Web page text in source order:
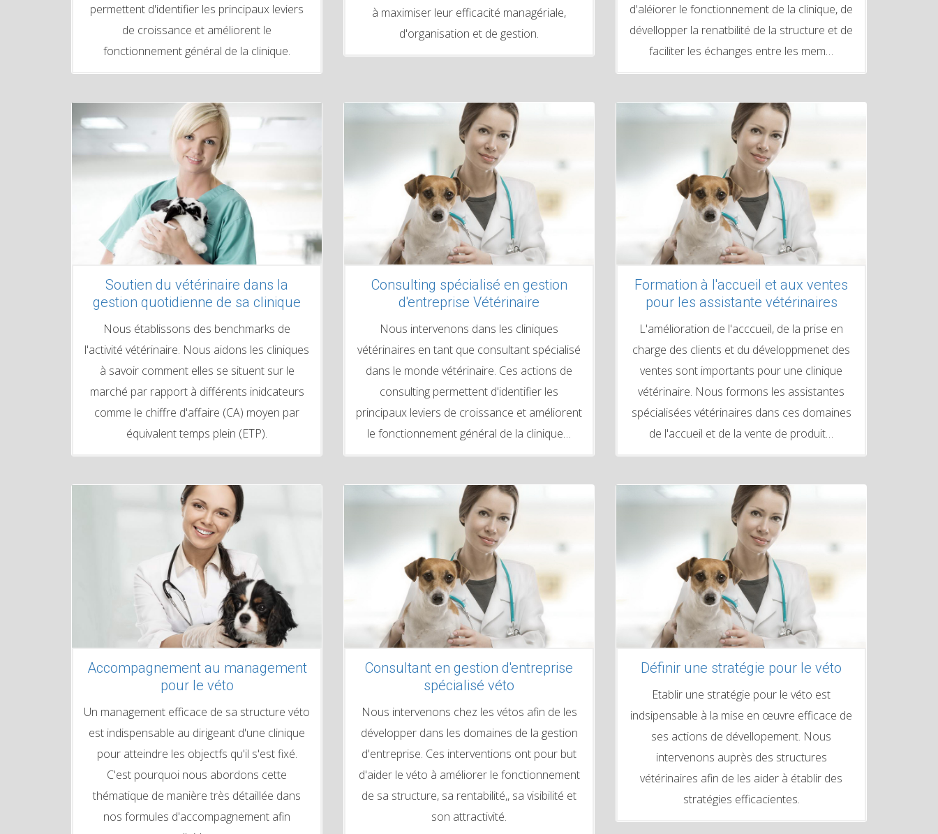
permettent d'identifier les principaux leviers
de croissance et améliorent le
fonctionnement général de la clinique.
à maximiser leur efficacité managériale,
d'organisation et de gestion.
d'aléiorer le fonctionnement de la clinique, de
dévellopper la renatbilité de la structure et de
faciliter les échanges entre les mem…
Soutien du vétérinaire dans la
gestion quotidienne de sa clinique
Nous établissons des benchmarks de
l'activité vétérinaire. Nous aidons les cliniques
à savoir comment elles se situent sur le
marché par rapport à différents inidcateurs
comme le chiffre d'affaire (CA) moyen par
équivalent temps plein (ETP).
Consulting spécialisé en gestion
d'entreprise Vétérinaire
Nous intervenons dans les cliniques
vétérinaires en tant que consultant spécialisé
dans le monde vétérinaire. Ces actions de
consulting permettent d'identifier les
principaux leviers de croissance et améliorent
le fonctionnement général de la clinique…
Formation à l'accueil et aux ventes
pour les assistante vétérinaires
L'amélioration de l'acccueil, de la prise en
charge des clients et du développmenet des
ventes sont importants pour une clinique
vétérinaire. Nous formons les assistantes
spécialisées vétérinaires dans ces domaines
de l'accueil et de la vente de produit…
Accompagnement au management
pour le véto
Un management efficace de sa structure véto
est indispensable au dirigeant d'une clinique
pour atteindre les objectfs qu'il s'est fixé.
C'est pourquoi nous abordons cette
thématique de manière très détaillée dans
nos formules d'accompagnement afin
Consultant en gestion d'entreprise
spécialisé véto
Nous intervenons chez les vétos afin de les
développer dans les domaines de la gestion
d'entreprise. Ces interventions ont pour but
d'aider le véto à améliorer le fonctionnement
de sa structure, sa rentabilité,, sa visibilité et
son attractivité.
Définir une stratégie pour le véto
Etablir une stratégie pour le véto est
indsipensable à la mise en œuvre efficace de
ses actions de dévellopement. Nous
intervenons auprès des structures
vétérinaires afin de les aider à établir des
stratégies efficacientes.